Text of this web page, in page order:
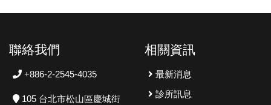
聯絡我們
+886-2-2545-4035
105 台北市松山區慶城街
相關資訊
最新消息
診所訊息